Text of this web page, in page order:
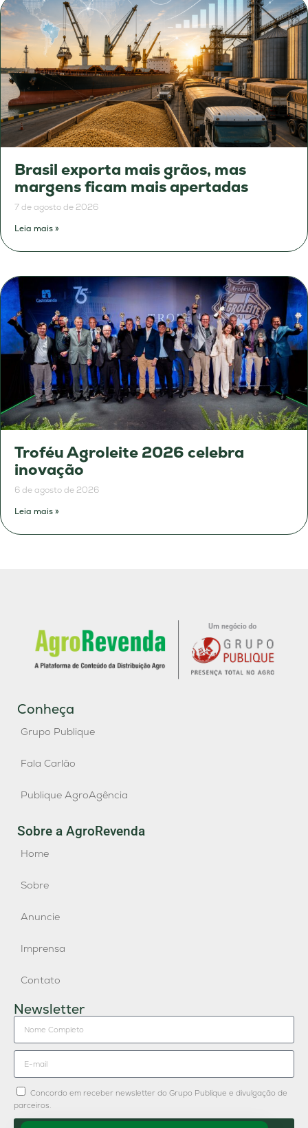
Brasil exporta mais grãos, mas
margens ficam mais apertadas
7 de agosto de 2026
Leia mais »
Troféu Agroleite 2026 celebra
inovação
6 de agosto de 2026
Leia mais »
Conheça
Grupo Publique
Fala Carlão
Publique AgroAgência
Sobre a AgroRevenda
Home
Sobre
Anuncie
Imprensa
Contato
Newsletter
Concordo em receber newsletter do Grupo Publique e divulgação de
parceiros.